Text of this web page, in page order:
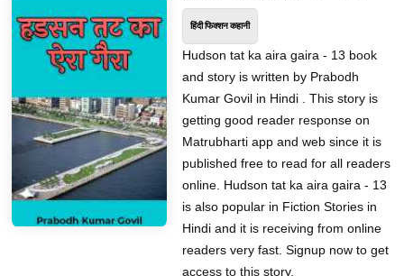
हिंदी फिक्शन कहानी
Hudson tat ka aira gaira - 13 book
and story is written by Prabodh
Kumar Govil in Hindi . This story is
getting good reader response on
Matrubharti app and web since it is
published free to read for all readers
online. Hudson tat ka aira gaira - 13
is also popular in Fiction Stories in
Hindi and it is receiving from online
readers very fast. Signup now to get
access to this story.